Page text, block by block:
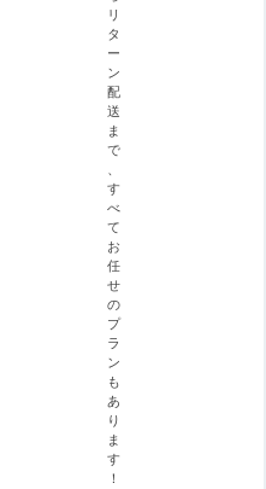
リ
タ
ー
ン
配
送
ま
で
、
す
べ
て
お
任
せ
の
プ
ラ
ン
も
あ
り
ま
す
！